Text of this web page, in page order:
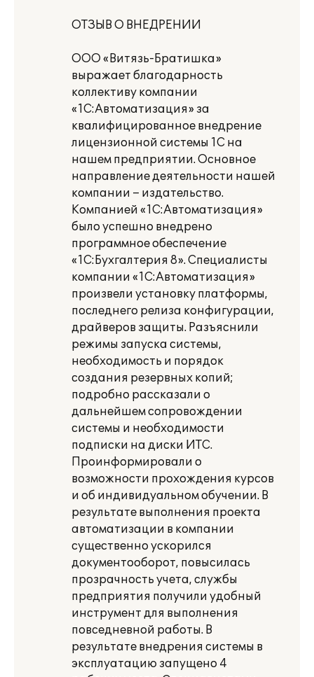
ОТЗЫВ О ВНЕДРЕНИИ
ООО «Витязь-Братишка»
выражает благодарность
коллективу компании
«1С:Автоматизация» за
квалифицированное внедрение
лицензионной системы 1С на
нашем предприятии. Основное
направление деятельности нашей
компании – издательство.
Компанией «1С:Автоматизация»
было успешно внедрено
программное обеспечение
«1С:Бухгалтерия 8». Специалисты
компании «1С:Автоматизация»
произвели установку платформы,
последнего релиза конфигурации,
драйверов защиты. Разъяснили
режимы запуска системы,
необходимость и порядок
создания резервных копий;
подробно рассказали о
дальнейшем сопровождении
системы и необходимости
подписки на диски ИТС.
Проинформировали о
возможности прохождения курсов
и об индивидуальном обучении. В
результате выполнения проекта
автоматизации в компании
существенно ускорился
документооборот, повысилась
прозрачность учета, службы
предприятия получили удобный
инструмент для выполнения
повседневной работы. В
результате внедрения системы в
эксплуатацию запущено 4